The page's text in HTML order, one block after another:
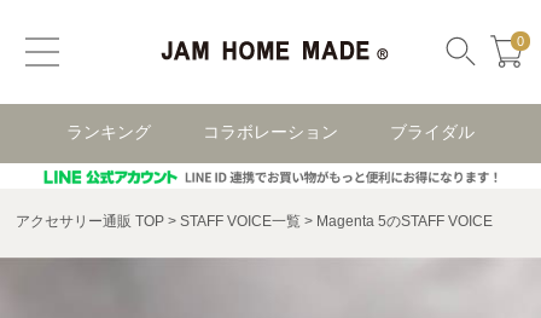
0
ランキング コラボレーション ブライダル
アクセサリー通販 TOP STAFF VOICE一覧 Magenta 5のSTAFF VOICE